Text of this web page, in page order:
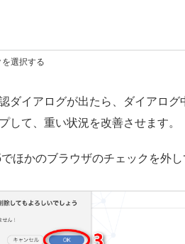
選択する
イアログが出たら、ダイアログ
て、重い状況を改善させます。
ほかのブラウザのチェックを外し